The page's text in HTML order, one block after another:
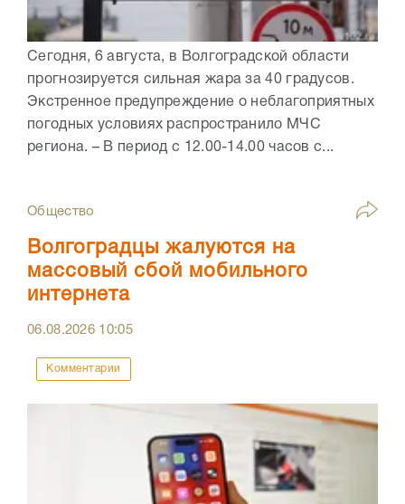
Сегодня, 6 августа, в Волгоградской области
прогнозируется сильная жара за 40 градусов.
Экстренное предупреждение о неблагоприятных
погодных условиях распространило МЧС
региона. – В период с 12.00-14.00 часов с...
Общество
Волгоградцы жалуются на
массовый сбой мобильного
интернета
06.08.2026 10:05
Комментарии